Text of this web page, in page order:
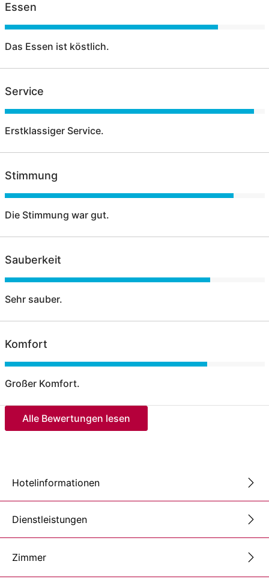
Essen
Das Essen ist köstlich.
Service
Erstklassiger Service.
Stimmung
Die Stimmung war gut.
Sauberkeit
Sehr sauber.
Komfort
Großer Komfort.
Alle Bewertungen lesen
Hotelinformationen
Dienstleistungen
Zimmer